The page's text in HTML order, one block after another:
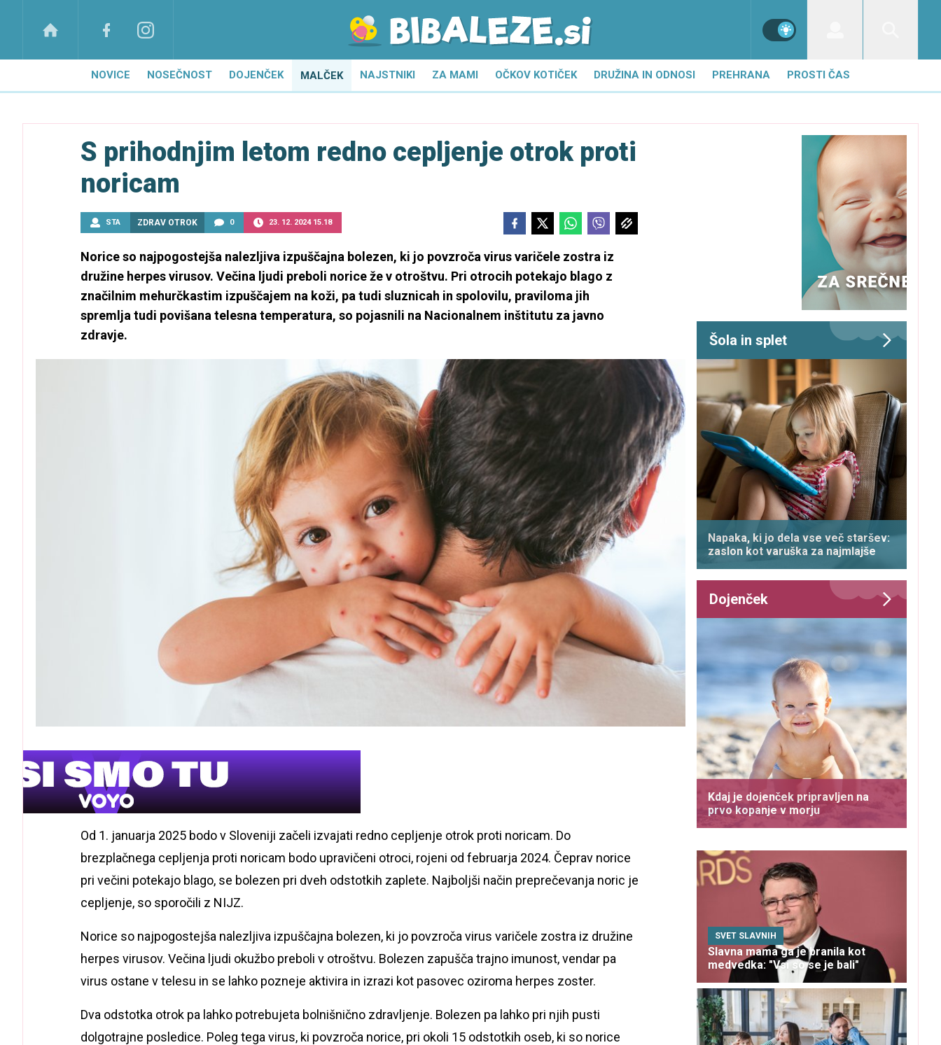
NOVICE NOSEČNOST DOJENČEK MALČEK NAJSTNIKI ZA MAMI OČKOV KOTIČEK DRUŽINA IN ODNOSI PREHRANA PROSTI ČAS
S prihodnjim letom redno cepljenje otrok proti
noricam
STA ZDRAV OTROK 0 23. 12. 2024 15.18
Norice so najpogostejša nalezljiva izpuščajna bolezen, ki jo povzroča virus varičele zostra iz
družine herpes virusov. Večina ljudi preboli norice že v otroštvu. Pri otrocih potekajo blago z
značilnim mehurčkastim izpuščajem na koži, pa tudi sluznicah in spolovilu, praviloma jih
spremlja tudi povišana telesna temperatura, so pojasnili na Nacionalnem inštitutu za javno
zdravje.
Od 1. januarja 2025 bodo v Sloveniji začeli izvajati redno cepljenje otrok proti noricam. Do
brezplačnega cepljenja proti noricam bodo upravičeni otroci, rojeni od februarja 2024. Čeprav norice
pri večini potekajo blago, se bolezen pri dveh odstotkih zaplete. Najboljši način preprečevanja noric je
cepljenje, so sporočili z NIJZ.
Norice so najpogostejša nalezljiva izpuščajna bolezen, ki jo povzroča virus varičele zostra iz družine
herpes virusov. Večina ljudi okužbo preboli v otroštvu. Bolezen zapušča trajno imunost, vendar pa
virus ostane v telesu in se lahko pozneje aktivira in izrazi kot pasovec oziroma herpes zoster.
Dva odstotka otrok pa lahko potrebujeta bolnišnično zdravljenje. Bolezen pa lahko pri njih pusti
dolgotrajne posledice. Poleg tega virus, ki povzroča norice, pri okoli 15 odstotkih oseb, ki so norice
Šola in splet
Napaka, ki jo dela vse več staršev:
zaslon kot varuška za najmlajše
Dojenček
Kdaj je dojenček pripravljen na
prvo kopanje v morju
SVET SLAVNIH
Slavna mama ga je branila kot
medvedka: "Vsi so se je bali"